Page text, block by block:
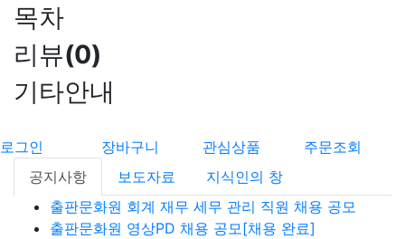
목차
리뷰(0)
기타안내
로그인 장바구니 관심상품
주문조회
공지사항
보도자료
지식인의 창
출판문화원 회계 재무 세무 관리 직원 채용 공모
출판문화원 영상PD 채용 공모[채용 완료]